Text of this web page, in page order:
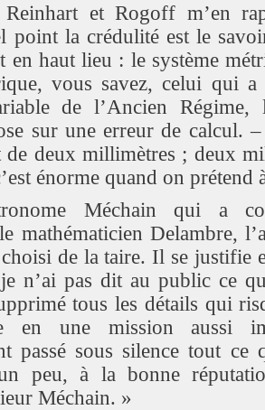
Reinhart et Rogoff m’en
point la crédulité est le
en haut lieu : le système
vous savez, celui qui a
de l’Ancien Régime,
sur une erreur de calcul.
de deux millimètres ; deux
énorme quand on prétend
Méchain qui a
mathématicien Delambre,
de la taire. Il se justifie
n’ai pas dit au public ce
tous les détails qui
en une mission aussi
passé sous silence tout
peu, à la bonne
Méchain. »